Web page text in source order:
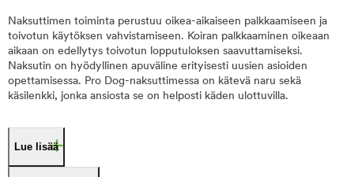
Naksuttimen toiminta perustuu oikea-aikaiseen palkkaamiseen ja
toivotun käytöksen vahvistamiseen. Koiran palkkaaminen oikeaan
aikaan on edellytys toivotun lopputuloksen saavuttamiseksi.
Naksutin on hyödyllinen apuväline erityisesti uusien asioiden
opettamisessa. Pro Dog-naksuttimessa on kätevä naru sekä
käsilenkki, jonka ansiosta se on helposti käden ulottuvilla.
Lue lisää